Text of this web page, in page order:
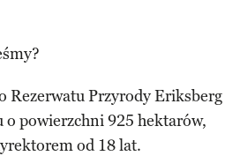
Rezerwatu Przyrody Eriksberg
o powierzchni 925 hektarów,
od 18 lat.